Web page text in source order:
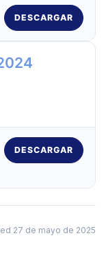
DESCARGAR
DESCARGAR
27 de mayo de 2025